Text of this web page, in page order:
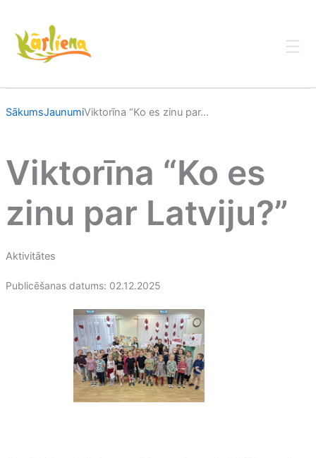
content
SākumsJaunumiViktorīna “Ko es zinu par...
Viktorīna “Ko es
zinu par Latviju?”
Aktivitātes
Publicēšanas datums: 02.12.2025